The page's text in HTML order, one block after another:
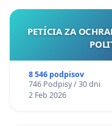
PETÍCIA ZA
8 546 podpisov
746 Podpisy / 30 dni
2 Feb 2026